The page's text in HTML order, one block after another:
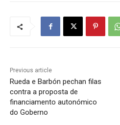
Previous article
Rueda e Barbón pechan filas
contra a proposta de
financiamento autonómico
do Goberno